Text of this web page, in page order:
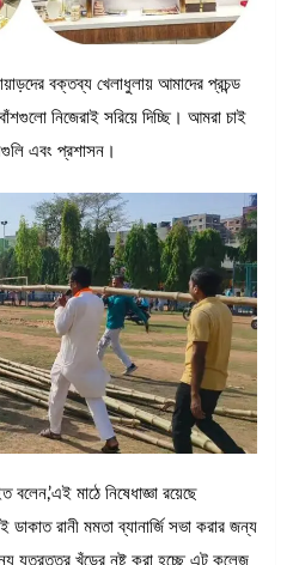
বক্তব্য খেলাধুলায় আমাদের প্রচন্ড
নিজেরাই সরিয়ে দিচ্ছি। আমরা চাই
এবং প্রশাসন।
বলেন,’এই মাঠে নিষেধাজ্ঞা রয়েছে
ডাকাত রানী মমতা ব্যানার্জি সভা করার জন্য
যত্রতত্র খুঁড়ের নষ্ট করা হচ্ছে এট কলেজ